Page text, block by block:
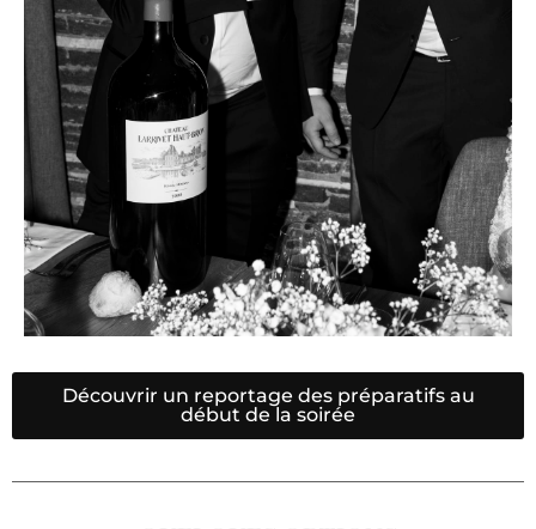
Découvrir un reportage des préparatifs au
début de la soirée